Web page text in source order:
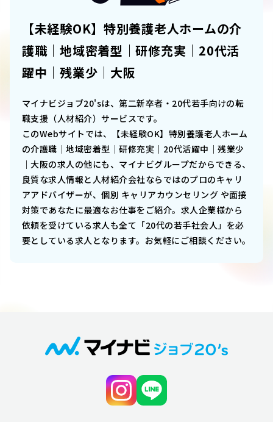
【未経験OK】特別養護老人ホームの介
護職｜地域密着型｜研修充実｜20代活
躍中｜残業少｜大阪
マイナビジョブ20'sは、第二新卒者・20代若手向けの転
職支援（人材紹介）サービスです。
このWebサイトでは、
【未経験OK】特別養護老人ホーム
の介護職｜地域密着型｜研修充実｜20代活躍中｜残業少
｜大阪の求人の他にも、マイナビグループだからできる、
良質な求人情報と人材紹介会社ならではのプロのキャリ
アアドバイザーが、個別 キャリアカウンセリング や面接
対策であなたに最適なお仕事をご紹介。求人企業様から
依頼を受けている求人も全て「20代の若手社会人」を必
要としている求人となります。お気軽にご相談ください。